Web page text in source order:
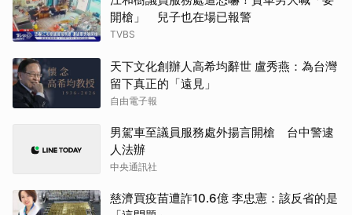
開槍」 兒子也在場已報警
TVBS
天下文化創辦人高希均辭世 盧秀燕：為台灣
留下真正的「遠見」
自由電子報
男駕車至議員服務處外揚言開槍 台中警逮
人法辦
中央通訊社
慈濟買疫苗遭詐10.6億 李忠憲：該反省的是